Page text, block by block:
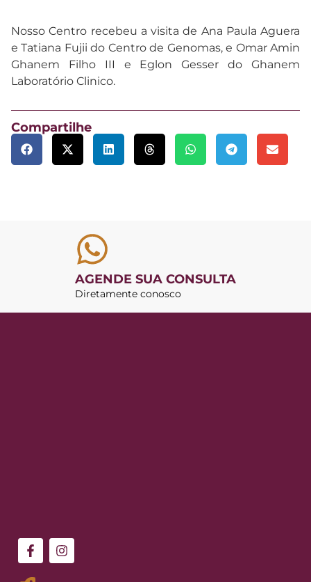
Nosso Centro recebeu a visita de Ana Paula Aguera
e Tatiana Fujii do Centro de Genomas, e Omar Amin
Ghanem Filho III e Eglon Gesser do Ghanem
Laboratório Clinico.
Compartilhe
AGENDE SUA CONSULTA
Diretamente conosco